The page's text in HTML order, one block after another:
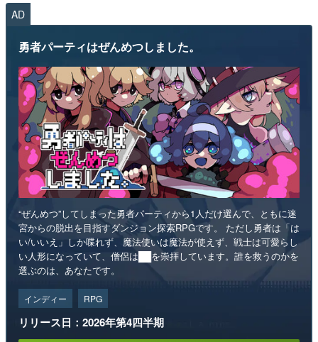
AD
勇者パーティはぜんめつしました。
“ぜんめつ”してしまった勇者パーティから1人だけ選んで、ともに迷
宮からの脱出を目指すダンジョン探索RPGです。 ただし勇者は「は
い/いいえ」しか喋れず、魔法使いは魔法が使えず、戦士は可愛らし
い人形になっていて、僧侶は██を崇拝しています。誰を救うのかを
選ぶのは、あなたです。
インディー RPG
リリース日：2026年第4四半期